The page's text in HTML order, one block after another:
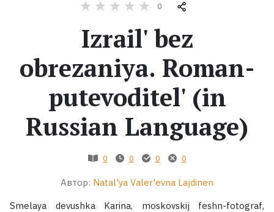
обсуждаемые
Авторы
Серии
Экранизации
Коллекции
0
Izrail' bez
obrezaniya. Roman-
putevoditel' (in
Russian Language)
0 0 0 0
Автор: Natal'ya Valer'evna Lajdinen
Smelaya devushka Karina, moskovskij feshn-fotograf,